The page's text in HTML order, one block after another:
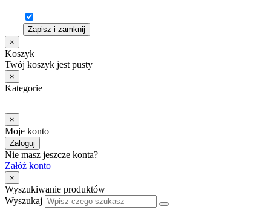
Zapisz i zamknij
×
Koszyk
Twój koszyk jest pusty
×
Kategorie
×
Moje konto
Zaloguj
Nie masz jeszcze konta?
Załóż konto
×
Wyszukiwanie produktów
Wyszukaj